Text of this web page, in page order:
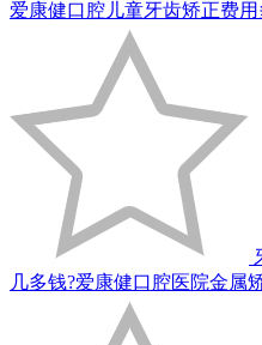
爱康健口腔儿童牙齿矫正费用
几多钱?爱康健口腔医院金属